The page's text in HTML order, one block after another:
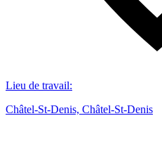
Lieu de travail:
Châtel-St-Denis, Châtel-St-Denis